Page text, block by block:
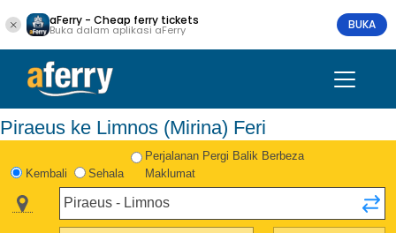
aFerry - Cheap ferry tickets
Buka dalam aplikasi aFerry BUKA
Piraeus ke Limnos (Mirina) Feri
Kembali Sehala
Perjalanan Pergi Balik Berbeza
Maklumat